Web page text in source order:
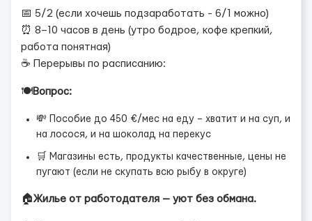
📅 5/2 (если хочешь подзаработать - 6/1 можно)
⏰ 8–10 часов в день (утро бодрое, кофе крепкий,
работа понятная)
☕ Перерывы по расписанию:
🍽️Вопрос:
💸 Пособие до 450 €/мес на еду – хватит и на суп, и
на лосося, и на шоколад на перекус
🛒 Магазины есть, продукты качественные, цены не
пугают (если не скупать всю рыбу в округе)
🏠Жилье от работодателя — уют без обмана.